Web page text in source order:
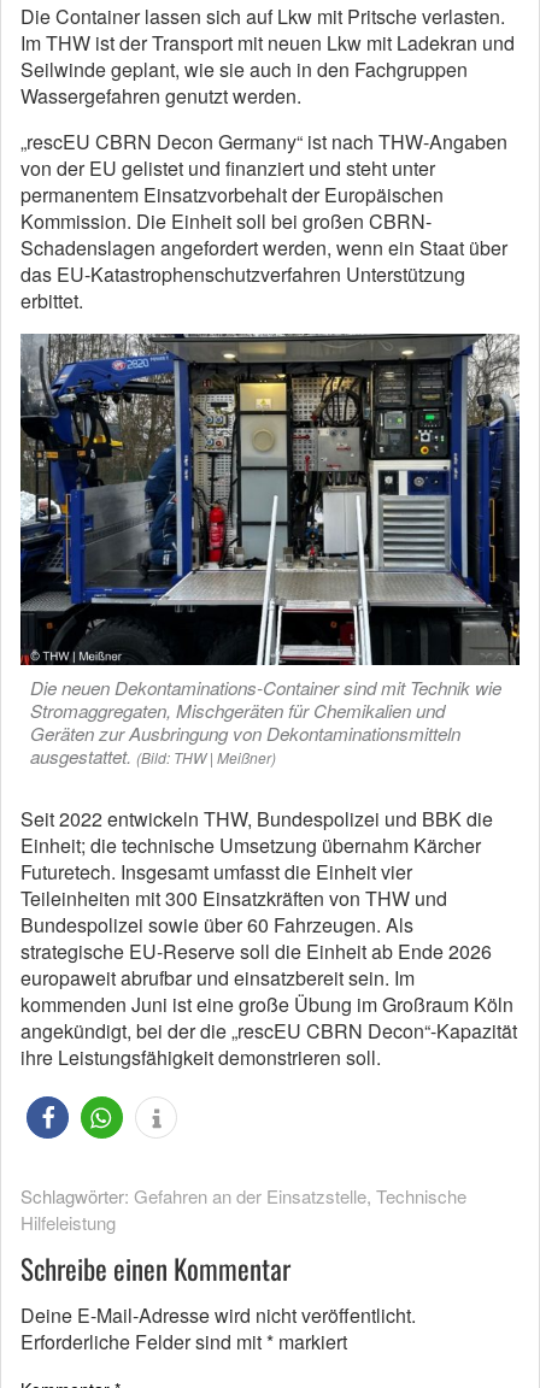
Die Container lassen sich auf Lkw mit Pritsche verlasten.
Im THW ist der Transport mit neuen Lkw mit Ladekran und
Seilwinde geplant, wie sie auch in den Fachgruppen
Wassergefahren genutzt werden.
„rescEU CBRN Decon Germany“ ist nach THW-Angaben
von der EU gelistet und finanziert und steht unter
permanentem Einsatzvorbehalt der Europäischen
Kommission. Die Einheit soll bei großen CBRN-
Schadenslagen angefordert werden, wenn ein Staat über
das EU-Katastrophenschutzverfahren Unterstützung
erbittet.
Die neuen Dekontaminations-Container sind mit Technik wie
Stromaggregaten, Mischgeräten für Chemikalien und
Geräten zur Ausbringung von Dekontaminationsmitteln
ausgestattet. (Bild: THW | Meißner)
Seit 2022 entwickeln THW, Bundespolizei und BBK die
Einheit; die technische Umsetzung übernahm Kärcher
Futuretech. Insgesamt umfasst die Einheit vier
Teileinheiten mit 300 Einsatzkräften von THW und
Bundespolizei sowie über 60 Fahrzeugen. Als
strategische EU-Reserve soll die Einheit ab Ende 2026
europaweit abrufbar und einsatzbereit sein. Im
kommenden Juni ist eine große Übung im Großraum Köln
angekündigt, bei der die „rescEU CBRN Decon“-Kapazität
ihre Leistungsfähigkeit demonstrieren soll.
Schlagwörter: Gefahren an der Einsatzstelle, Technische
Hilfeleistung
Schreibe einen Kommentar
Deine E-Mail-Adresse wird nicht veröffentlicht.
Erforderliche Felder sind mit* markiert